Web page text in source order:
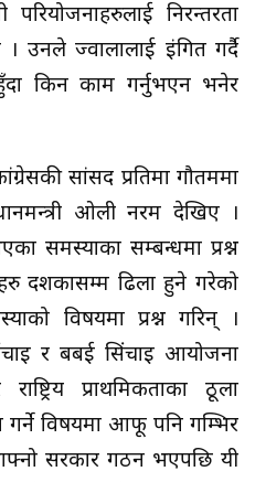
निरन्तरता
उनले ज्वालालाई इंगित गर्दै
किन काम गर्नुभएन भनेर
सांसद प्रतिमा गौतममा
ओली नरम देखिए ।
समस्याका सम्बन्धमा प्रश्न
दशकौँसम्म ढिला हुने गरेको
विषयमा प्रश्न गरिन् ।
र बबई सिंचाइ आयोजना
प्राथमिकताका ठूला
विषयमा आफू पनि गम्भिर
सरकार गठन भएपछि यी